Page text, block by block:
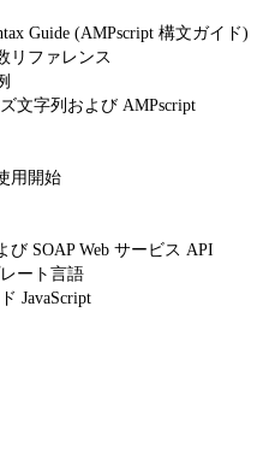
Guide (AMPscript 構文ガイド)
リファレンス
文字列および AMPscript
用開始
び SOAP Web サービス API
ート言語
JavaScript